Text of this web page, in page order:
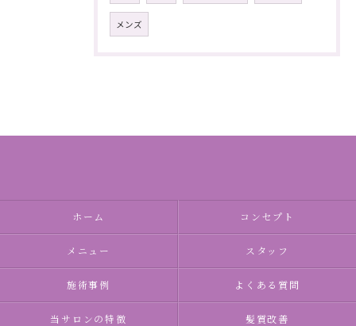
メンズ
ホーム コンセプト
メニュー スタッフ
施術事例 よくある質問
当サロンの特徴 髪質改善